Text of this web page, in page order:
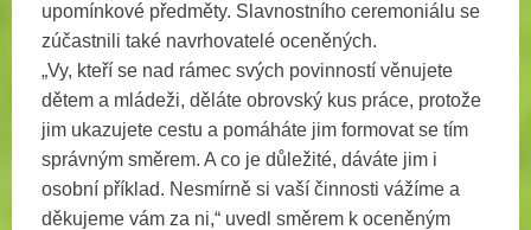
upomínkové předměty. Slavnostního ceremoniálu se
zúčastnili také navrhovatelé oceněných.
„Vy, kteří se nad rámec svých povinností věnujete
dětem a mládeži, děláte obrovský kus práce, protože
jim ukazujete cestu a pomáháte jim formovat se tím
správným směrem. A co je důležité, dáváte jim i
osobní příklad. Nesmírně si vaší činnosti vážíme a
děkujeme vám za ni,“ uvedl směrem k oceněným